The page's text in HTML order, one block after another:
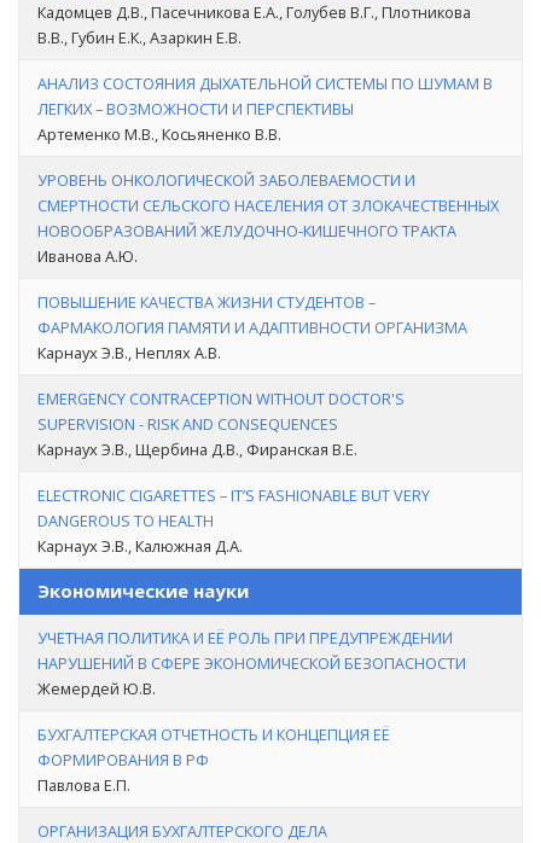
Кадомцев Д.В., Пасечникова Е.А., Голубев В.Г., Плотникова
В.В., Губин Е.К., Азаркин Е.В.
АНАЛИЗ СОСТОЯНИЯ ДЫХАТЕЛЬНОЙ СИСТЕМЫ ПО ШУМАМ В
ЛЕГКИХ – ВОЗМОЖНОСТИ И ПЕРСПЕКТИВЫ
Артеменко М.В., Косьяненко В.В.
УРОВЕНЬ ОНКОЛОГИЧЕСКОЙ ЗАБОЛЕВАЕМОСТИ И
СМЕРТНОСТИ СЕЛЬСКОГО НАСЕЛЕНИЯ ОТ ЗЛОКАЧЕСТВЕННЫХ
НОВООБРАЗОВАНИЙ ЖЕЛУДОЧНО-КИШЕЧНОГО ТРАКТА
Иванова А.Ю.
ПОВЫШЕНИЕ КАЧЕСТВА ЖИЗНИ СТУДЕНТОВ –
ФАРМАКОЛОГИЯ ПАМЯТИ И АДАПТИВНОСТИ ОРГАНИЗМА
Карнаух Э.В., Неплях А.В.
EMERGENCY CONTRACEPTION WITHOUT DOCTOR'S
SUPERVISION - RISK AND CONSEQUENCES
Карнаух Э.В., Щербина Д.В., Фиранская В.Е.
ELECTRONIC CIGARETTES – IT’S FASHIONABLE BUT VERY
DANGEROUS TO HEALTH
Карнаух Э.В., Калюжная Д.А.
Экономические науки
УЧЕТНАЯ ПОЛИТИКА И ЕЁ РОЛЬ ПРИ ПРЕДУПРЕЖДЕНИИ
НАРУШЕНИЙ В СФЕРЕ ЭКОНОМИЧЕСКОЙ БЕЗОПАСНОСТИ
Жемердей Ю.В.
БУХГАЛТЕРСКАЯ ОТЧЕТНОСТЬ И КОНЦЕПЦИЯ ЕЁ
ФОРМИРОВАНИЯ В РФ
Павлова Е.П.
ОРГАНИЗАЦИЯ БУХГАЛТЕРСКОГО ДЕЛА